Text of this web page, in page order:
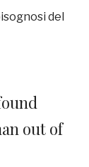
del
out of